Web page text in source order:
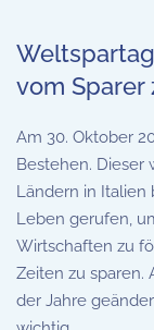
vom Sparer
Am 30. Oktober
Bestehen. Dieser
Ländern in Italien
Leben gerufen,
Wirtschaften zu
Zeiten zu sparen.
der Jahre